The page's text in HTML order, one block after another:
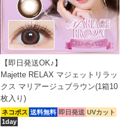
【即日発送OK♪】
Majette RELAX マジェットリラッ
クス マリアージュブラウン(1箱10
枚入り)
ネコポス 送料無料 即日発送 UVカット
1day